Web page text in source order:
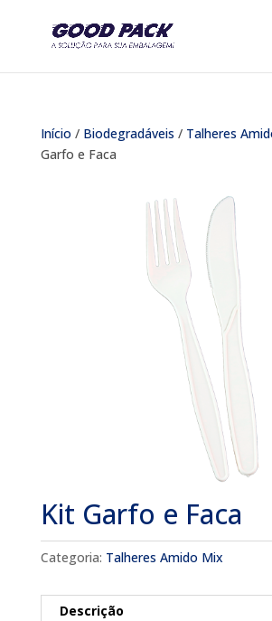
Início / Biodegradáveis / Talheres
Garfo e Faca
Kit Garfo e Faca
Categoria: Talheres Amido Mix
Descrição